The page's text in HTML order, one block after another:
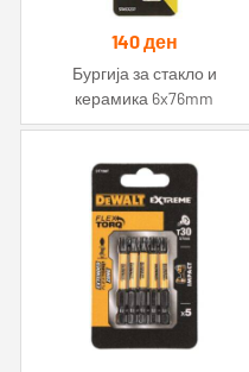
140ден
Бургија за стакло и
керамика 6x76mm